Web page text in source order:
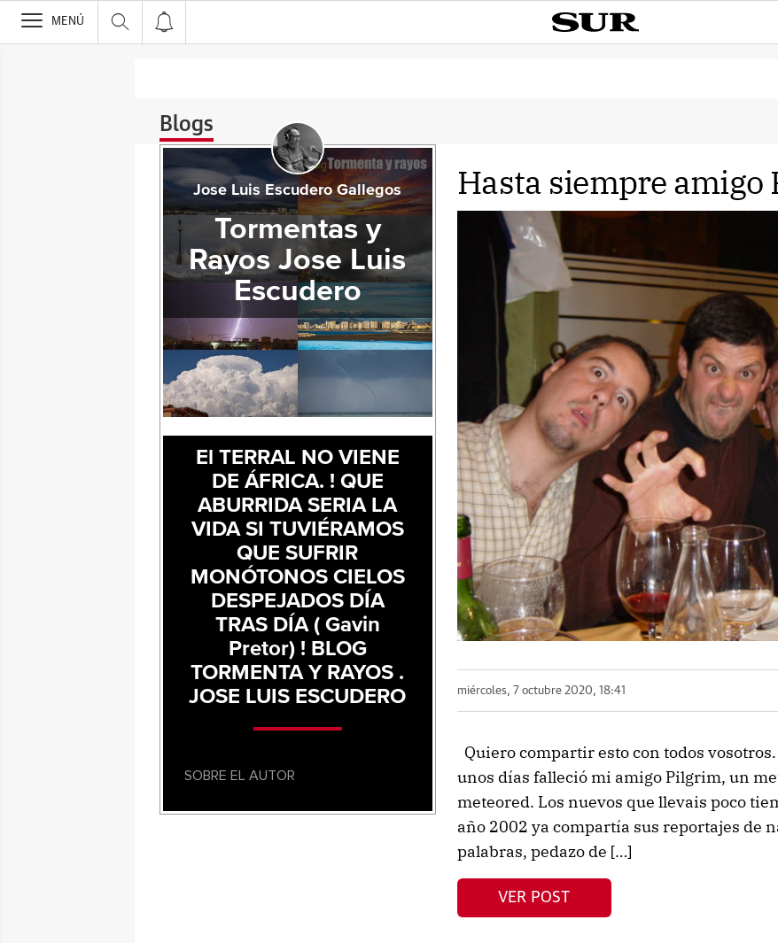
>
MENÚ
Blogs
Hasta siempre amigo
miércoles, 7 octubre 2020, 18:41
Quiero compartir esto con todos
unos días falleció mi amigo Pilgrim, un
meteored. Los nuevos que llevais poco
año 2002 ya compartía sus reportajes de
palabras, pedazo de […]
VER POST
Jose Luis Escudero Gallegos
Tormentas y
Rayos Jose Luis
Escudero
El TERRAL NO VIENE
DE ÁFRICA. ! QUE
ABURRIDA SERIA LA
VIDA SI TUVIÉRAMOS
QUE SUFRIR
MONÓTONOS CIELOS
DESPEJADOS DÍA
TRAS DÍA ( Gavin
Pretor) ! BLOG
TORMENTA Y RAYOS .
JOSE LUIS ESCUDERO
SOBRE EL AUTOR